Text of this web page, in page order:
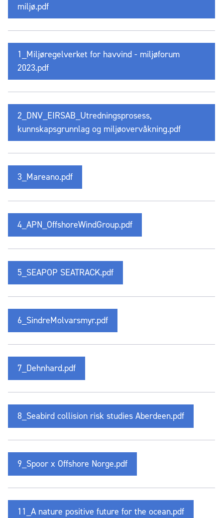
miljø.pdf
1_Miljøregelverket for havvind - miljøforum
2023.pdf
2_DNV_EIRSAB_Utredningsprosess,
kunnskapsgrunnlag og miljøovervåkning.pdf
3_Mareano.pdf
4_APN_OffshoreWindGroup.pdf
5_SEAPOP SEATRACK.pdf
6_SindreMolvarsmyr.pdf
7_Dehnhard.pdf
8_Seabird collision risk studies Aberdeen.pdf
9_Spoor x Offshore Norge.pdf
11_A nature positive future for the ocean.pdf